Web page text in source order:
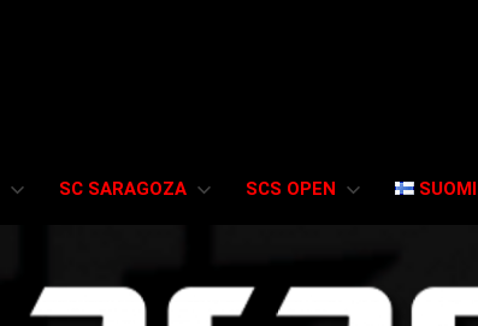
SC SARAGOZA SCS OPEN SUOMI